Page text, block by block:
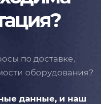
по доставке,
оборудования?
данные, и наш